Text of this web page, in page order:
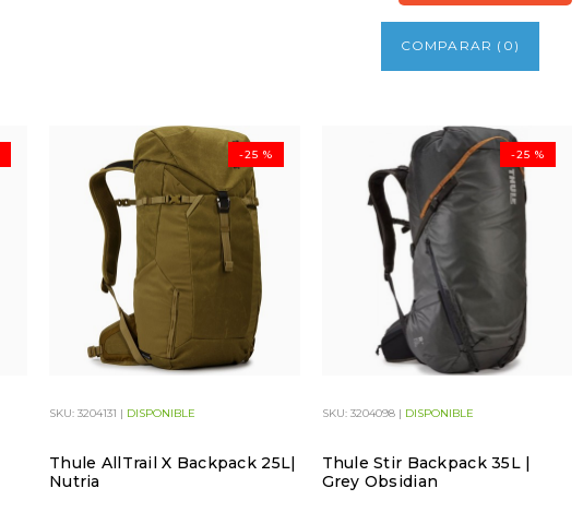
COMPARAR ( 0 )
SKU: 3204131 | DISPONIBLE
Thule AllTrail X Backpack 25L|
Nutria
-25 %
SKU: 3204098 | DISPONIBLE
Thule Stir Backpack 35L |
Grey Obsidian
-25 %